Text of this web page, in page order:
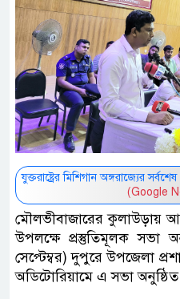
যুক্তরাষ্ট্রের মিশিগান অঙ্গরাজ্যের
(Google
মৌলভীবাজারের কুলাউড়ায়
উপলক্ষে প্রস্তুতিমূলক সভা
সেপ্টেম্বর) দুপুরে উপজেলা
অডিটোরিয়ামে এ সভা